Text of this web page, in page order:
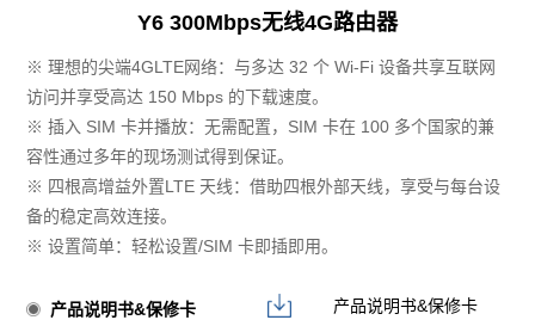
Y6 300Mbps无线4G路由器
※ 理想的尖端4GLTE网络：与多达 32 个 Wi-Fi 设备共享互联网
访问并享受高达 150 Mbps 的下载速度。
※ 插入 SIM 卡并播放：无需配置，SIM 卡在 100 多个国家的兼
容性通过多年的现场测试得到保证。
※ 四根高增益外置LTE 天线：借助四根外部天线，享受与每台设
备的稳定高效连接。
※ 设置简单：轻松设置/SIM 卡即插即用。
产品说明书&保修卡 产品说明书&保修卡